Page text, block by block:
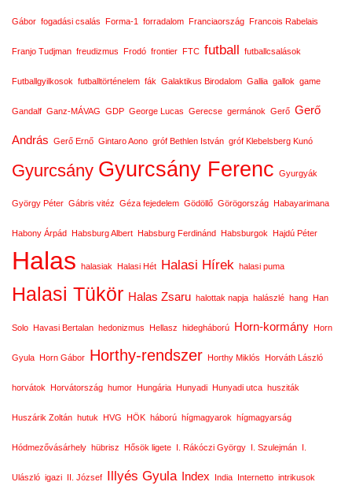
Gábor fogadási csalás Forma-1 forradalom Franciaország Francois Rabelais
Franjo Tudjman freudizmus Frodó frontier FTC futball futballcsalások
Futballgyilkosok futballtörténelem fák Galaktikus Birodalom Gallia gallok game
Gandalf Ganz-MÁVAG GDP George Lucas Gerecse germánok Gerő Gerő
András Gerő Ernő Gintaro Aono gróf Bethlen István gróf Klebelsberg Kunó
Gyurcsány Gyurcsány Ferenc Gyurgyák
György Péter Gábris vitéz Géza fejedelem Gödöllő Görögország Habayarimana
Habony Árpád Habsburg Albert Habsburg Ferdinánd Habsburgok Hajdú Péter
Halas halasiak Halasi Hét Halasi Hírek halasi puma
Halasi Tükör Halas Zsaru halottak napja halászlé hang Han
Solo Havasi Bertalan hedonizmus Hellasz hidegháború Horn-kormány Horn
Gyula Horn Gábor Horthy-rendszer Horthy Miklós Horváth László
horvátok Horvátország humor Hungária Hunyadi Hunyadi utca husziták
Huszárik Zoltán hutuk HVG HÖK háború hígmagyarok hígmagyarság
Hódmezővásárhely hübrisz Hősök ligete I. Rákóczi György I. Szulejmán I.
Ulászló igazi II. József Illyés Gyula Index India Internetto intrikusok